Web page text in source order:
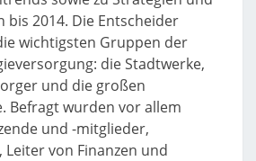
bis 2014. Die Entscheider
wichtigsten Gruppen der
die Stadtwerke,
und die großen
Befragt wurden vor allem
und -mitglieder,
von Finanzen und